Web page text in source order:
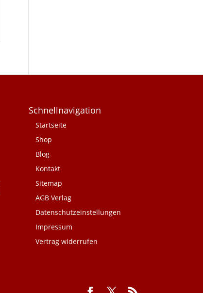
Schnellnavigation
Startseite
Shop
Blog
Kontakt
Sitemap
AGB Verlag
Datenschutzeinstellungen
Impressum
Vertrag widerrufen